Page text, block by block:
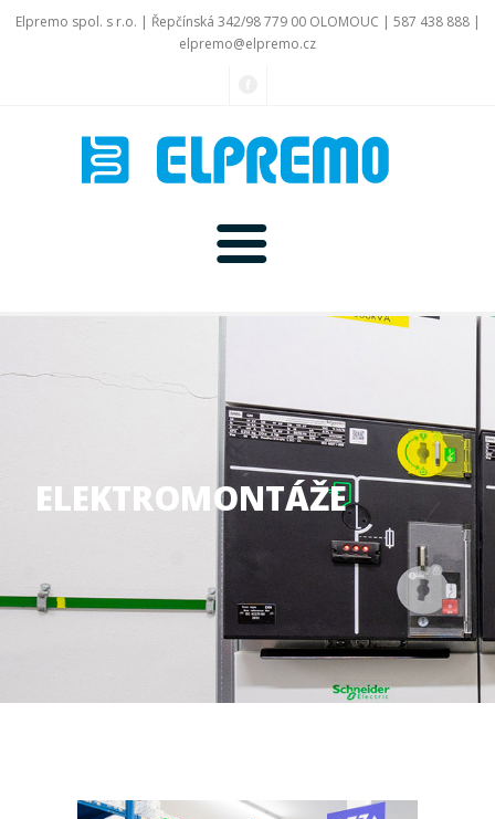
Elpremo spol. s r.o. | Řepčínská 342/98 779 00 OLOMOUC | 587 438 888 |
elpremo@elpremo.cz
Home
Co nabízíme
Velkoobchod
Stavební činnost
Výroba rozvaděčů
Automatizace
Ke stažení
Volná místa
Kontakt
ELEKTROMONTÁŽE